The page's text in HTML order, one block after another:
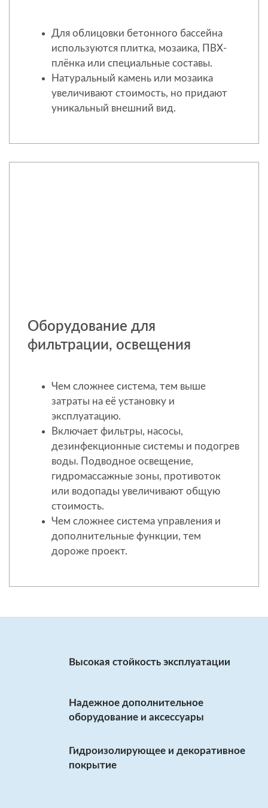
Для облицовки бетонного бассейна
используются плитка, мозаика, ПВХ-
плёнка или специальные составы.
Натуральный камень или мозаика
увеличивают стоимость, но придают
уникальный внешний вид.
Оборудование для
фильтрации, освещения
Чем сложнее система, тем выше
затраты на её установку и
эксплуатацию.
Включает фильтры, насосы,
дезинфекционные системы и подогрев
воды. Подводное освещение,
гидромассажные зоны, противоток
или водопады увеличивают общую
стоимость.
Чем сложнее система управления и
дополнительные функции, тем
дороже проект.
Высокая стойкость эксплуатации
Надежное дополнительное
оборудование и аксессуары
Гидроизолирующее и декоративное
покрытие